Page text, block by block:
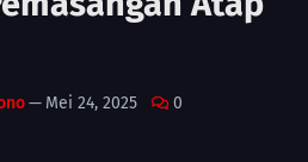
— Mei 24, 2025 0